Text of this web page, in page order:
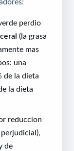
perdio
(la grasa
mas
una
de la dieta
la dieta
reduccion
de